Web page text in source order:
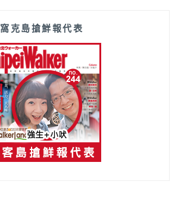
窩克島搶鮮報代表